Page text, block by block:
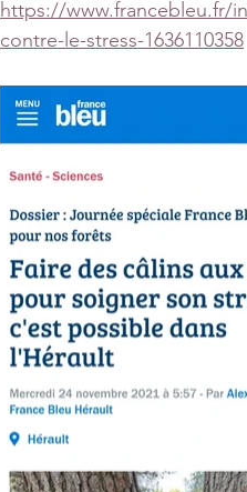
https://www.francebleu.fr/
contre-le-stress-1636110358